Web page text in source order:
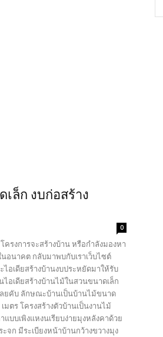
ล็ก งบก่อสร้าง
0
รงการจะสร้างบ้าน หรือกำลังมองหา
อนาคต กลับมาพบกับเราเว็บไซต์
อเดียสร้างบ้านงบประหยัดมาให้รับ
อเดียสร้างบ้านไม้ในสวนขนาดเล็ก
ยคับ ลักษณะบ้านเป็นบ้านไม้ขนาด
ตร โครงสร้างตัวบ้านเป็นงานไม้
บบเพิงแหงนเรียบง่ายมุงหลังคาด้วย
จก มีระเบียงหน้าบ้านกว้างขวางมุง